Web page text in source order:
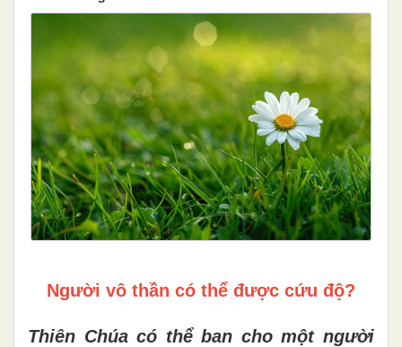
Người vô thần có thể được cứu độ?
Thiên Chúa có thể ban cho một người